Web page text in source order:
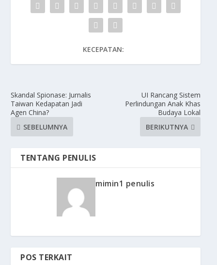
KECEPATAN:
Skandal Spionase: Jurnalis
Taiwan Kedapatan Jadi
Agen China?
SEBELUMNYA
UI Rancang Sistem
Perlindungan Anak Khas
Budaya Lokal
BERIKUTNYA
TENTANG PENULIS
mimin1 penulis
POS TERKAIT